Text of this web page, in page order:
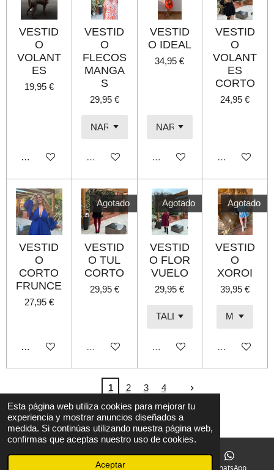
Esta página web utiliza cookies para mejorar tu
experiencia y mostrar anuncios diseñados a
medida. Si continúas utilizando nuestra página web,
confirmas que aceptas nuestro uso de cookies.
Aceptar
VESTID
O
VOLANT
ES
19,95 €
Añadir al carrito
VESTID
O
FLECOS
MANGA
S
29,95 €
Agotado
VESTID
O IDEAL
34,95 €
Agotado
VESTID
O
VOLANT
ES
CORTO
24,95 €
Agotado
VESTID
O
CORTO
FRUNCE
27,95 €
Añadir al carrito
Agotado
VESTID
O TUL
CORTO
29,95 €
Agotado
Agotado
VESTID
O FLOR
VUELO
29,95 €
Agotado
Agotado
VESTID
O
XOROI
39,95 €
Agotado
1 2 3
4
L© 2022 B shop
Con la tecnología deWebador
WhatsApp